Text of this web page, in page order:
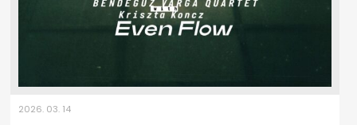
2026. 03. 14